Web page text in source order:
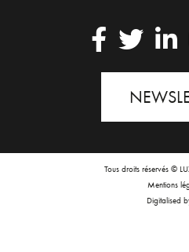
Tous droits réservés ©
Mentions
Digitalised